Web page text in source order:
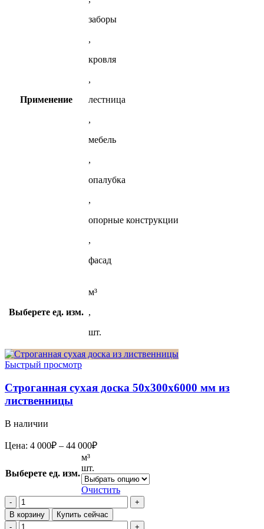
Применение
заборы
,
кровля
,
лестница
,
мебель
,
опалубка
,
опорные конструкции
,
фасад
Выберете ед. изм.
м³
,
шт.
Быстрый просмотр
Строганная сухая доска 50x300x6000 мм из
лиственницы
В наличии
Цена: 4 000₽ – 44 000₽Диапазон
000₽
–
44
000₽
Выберете ед. изм.
м³
шт.
Очистить
Количество
товара
Строганная
В корзину Купить сейчас
Количество